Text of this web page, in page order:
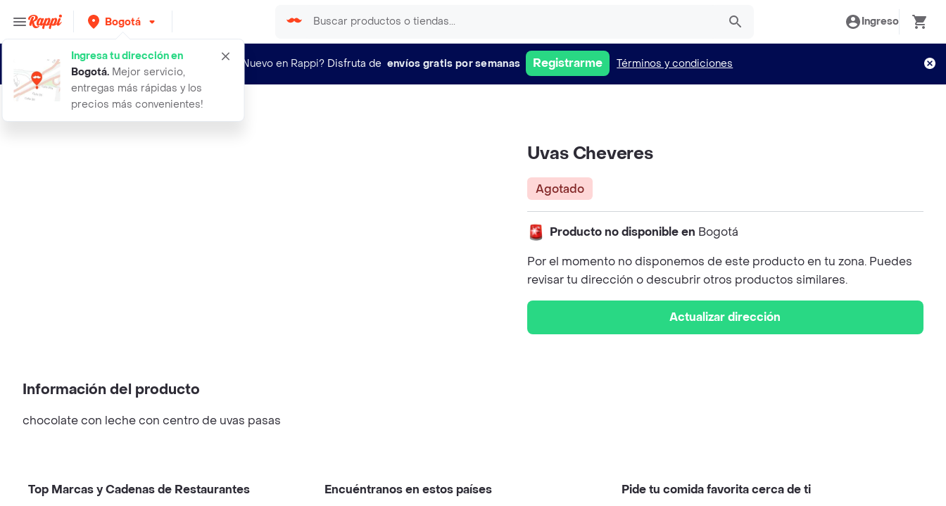
Bogotá
Ingresa tu dirección en
Bogotá. Mejor servicio,
entregas más rápidas y los
precios más convenientes!
Ingreso
¿Nuevo en Rappi? Disfruta de envíos gratis por semanas Registrarme Términos y condiciones
uvas cheveres
Uvas Cheveres
Agotado
Producto no disponible en Bogotá
Por el momento no disponemos de este producto en tu zona. Puedes
revisar tu dirección o descubrir otros productos similares.
Actualizar dirección
Información del producto
chocolate con leche con centro de uvas pasas
Top Marcas y Cadenas de Restaurantes Encuéntranos en estos países Pide tu comida favorita cerca de ti